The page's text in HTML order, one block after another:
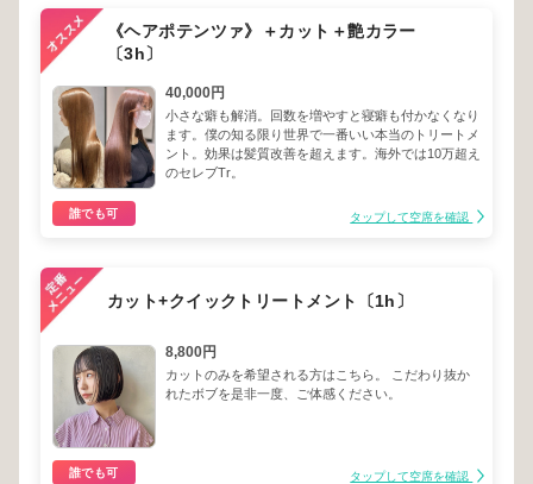
《ヘアポテンツァ》＋カット＋艶カラー
〔3h〕
40,000円
小さな癖も解消。回数を増やすと寝癖も付かなくなり
ます。僕の知る限り世界で一番いい本当のトリートメ
ント。効果は髪質改善を超えます。海外では10万超え
のセレブTr。
誰でも可 タップして空席を確認
カット+クイックトリートメント〔1h〕
8,800円
カットのみを希望される方はこちら。 こだわり抜か
れたボブを是非一度、ご体感ください。
誰でも可 タップして空席を確認